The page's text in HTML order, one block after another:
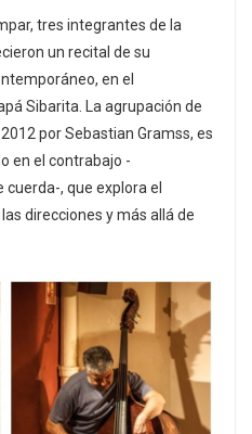
tres integrantes de la
un recital de su
en el
Sibarita. La agrupación de
por Sebastian Gramss, es
en el contrabajo -
, que explora el
direcciones y más allá de